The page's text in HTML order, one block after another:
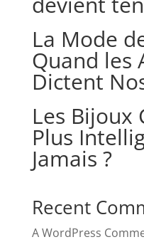
La Mode
Quand les
Dictent
Les Bijoux
Plus
Jamais ?
Recent
A WordPress